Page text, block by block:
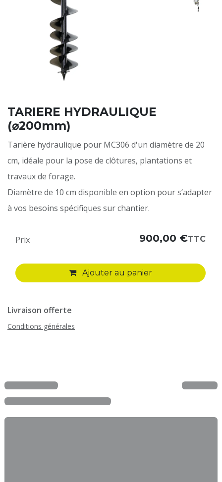
TARIERE HYDRAULIQUE
(⌀200mm)
Tarière hydraulique pour MC306 d'un diamètre de 20
cm, idéale pour la pose de clôtures, plantations et
travaux de forage.
Diamètre de 10 cm disponible en option pour s’adapter
à vos besoins spécifiques sur chantier.
Ajouter au panier
Prix 900,00 €TTC
Livraison offerte
Conditions générales